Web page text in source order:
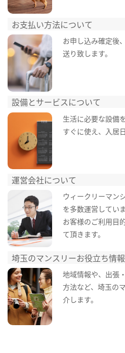
お支払い方法について
お申し込み確定後
送り致します。
設備とサービスについて
生活に必要な設備
すぐに使え、入居
運営会社について
ウィークリーマン
を多数運営していま
お客様のご利用目
て頂きます。
埼玉のマンスリーお役立ち情報
地域情報や、出張
方法など、埼玉の
介します。